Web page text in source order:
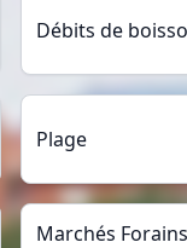
Débits de
Plage
Marchés Forains